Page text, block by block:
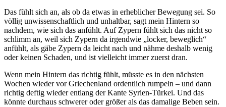
Das fühlt sich an, als ob da etwas in erheblicher Bewegung sei. So
völlig unwissenschaftlich und unhaltbar, sagt mein Hintern so
nachdem, wie sich das anfühlt. Auf Zypern fühlt sich das nicht so
schlimm an, weil sich Zypern da irgendwie „locker, beweglich“
anfühlt, als gäbe Zypern da leicht nach und nähme deshalb wenig
oder keinen Schaden, und ist vielleicht immer zuerst dran.
Wenn mein Hintern das richtig fühlt, müsste es in den nächsten
Wochen wieder vor Griechenland ordentlich rumpeln – und dann
richtig deftig wieder entlang der Kante Syrien-Türkei. Und das
könnte durchaus schwerer oder größer als das damalige Beben sein.